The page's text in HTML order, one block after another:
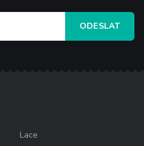
ODESLAT
Lace